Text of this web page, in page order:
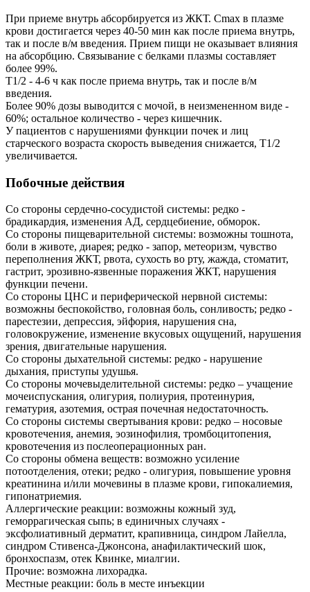
При приеме внутрь абсорбируется из ЖКТ. Cmax в плазме
крови достигается через 40-50 мин как после приема внутрь,
так и после в/м введения. Прием пищи не оказывает влияния
на абсорбцию. Связывание с белками плазмы составляет
более 99%.
T1/2 - 4-6 ч как после приема внутрь, так и после в/м
введения.
Более 90% дозы выводится с мочой, в неизмененном виде -
60%; остальное количество - через кишечник.
У пациентов с нарушениями функции почек и лиц
старческого возраста скорость выведения снижается, T1/2
увеличивается.
Побочные действия
Со стороны сердечно-сосудистой системы: редко -
брадикардия, изменения АД, сердцебиение, обморок.
Со стороны пищеварительной системы: возможны тошнота,
боли в животе, диарея; редко - запор, метеоризм, чувство
переполнения ЖКТ, рвота, сухость во рту, жажда, стоматит,
гастрит, эрозивно-язвенные поражения ЖКТ, нарушения
функции печени.
Со стороны ЦНС и периферической нервной системы:
возможны беспокойство, головная боль, сонливость; редко -
парестезии, депрессия, эйфория, нарушения сна,
головокружение, изменение вкусовых ощущений, нарушения
зрения, двигательные нарушения.
Со стороны дыхательной системы: редко - нарушение
дыхания, приступы удушья.
Со стороны мочевыделительной системы: редко – учащение
мочеиспускания, олигурия, полиурия, протеинурия,
гематурия, азотемия, острая почечная недостаточность.
Со стороны системы свертывания крови: редко – носовые
кровотечения, анемия, эозинофилия, тромбоцитопения,
кровотечения из послеоперационных ран.
Со стороны обмена веществ: возможно усиление
потоотделения, отеки; редко - олигурия, повышение уровня
креатинина и/или мочевины в плазме крови, гипокалиемия,
гипонатриемия.
Аллергические реакции: возможны кожный зуд,
геморрагическая сыпь; в единичных случаях -
эксфолиативный дерматит, крапивница, синдром Лайелла,
синдром Стивенса-Джонсона, анафилактический шок,
бронхоспазм, отек Квинке, миалгии.
Прочие: возможна лихорадка.
Местные реакции: боль в месте инъекции